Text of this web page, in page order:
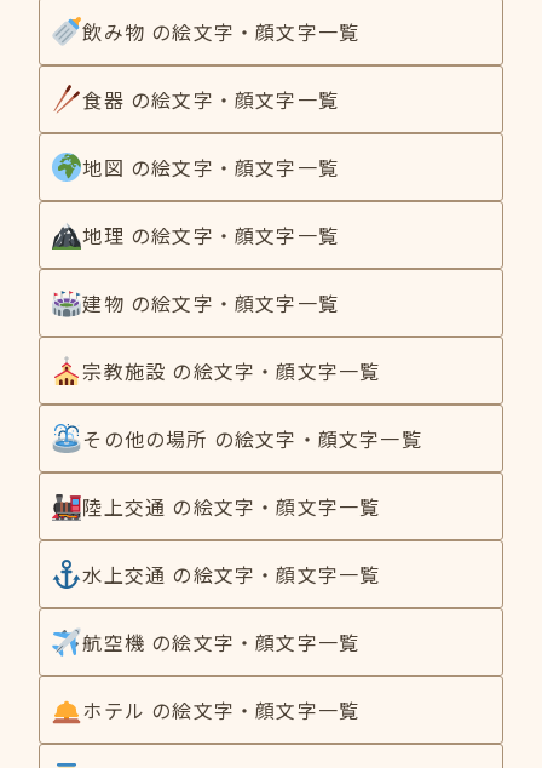
飲み物 の絵文字・顔文字一覧
食器 の絵文字・顔文字一覧
地図 の絵文字・顔文字一覧
地理 の絵文字・顔文字一覧
建物 の絵文字・顔文字一覧
宗教施設 の絵文字・顔文字一覧
その他の場所 の絵文字・顔文字一覧
陸上交通 の絵文字・顔文字一覧
水上交通 の絵文字・顔文字一覧
航空機 の絵文字・顔文字一覧
ホテル の絵文字・顔文字一覧